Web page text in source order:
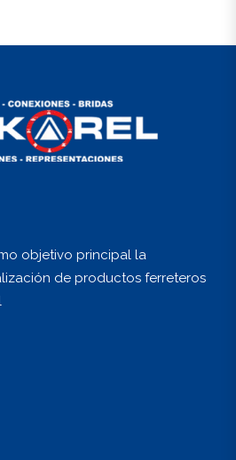
objetivo principal la
de productos ferreteros